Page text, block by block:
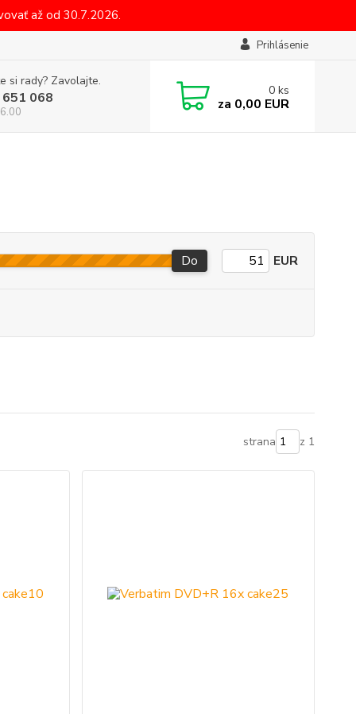
až od 30.7.2026.
Prihlásenie
si rady? Zavolajte.
068 0 ks
za 0,00 EUR
Do EUR
strana z 1